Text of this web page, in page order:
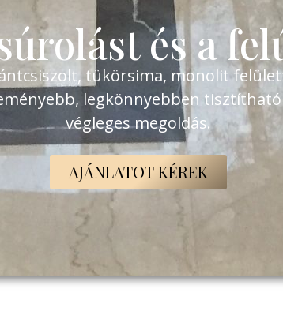
és a
tükörsima, monolit
legkönnyebben
végleges megoldás.
AJÁNLATOT KÉREK